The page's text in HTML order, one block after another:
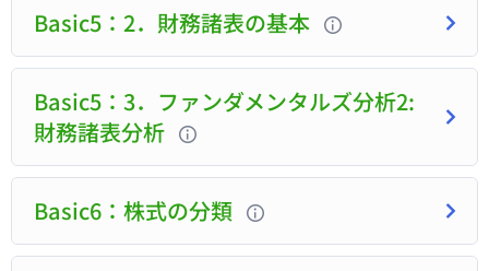
Basic5：2．財務諸表の基本
Basic5：3．ファンダメンタルズ分析2:
財務諸表分析
Basic6：株式の分類